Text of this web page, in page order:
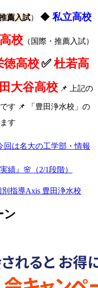
薦入試） ◆ 私立高校
校 （国際・推薦入試）
徳高校✅杜若高
大谷高校 📌 上記の
す 📌 「豊田浄水校」の
す
回は名大の工学部・情報
績』🌸（2/1段階）
別指導Axis 豊田浄水校
ン